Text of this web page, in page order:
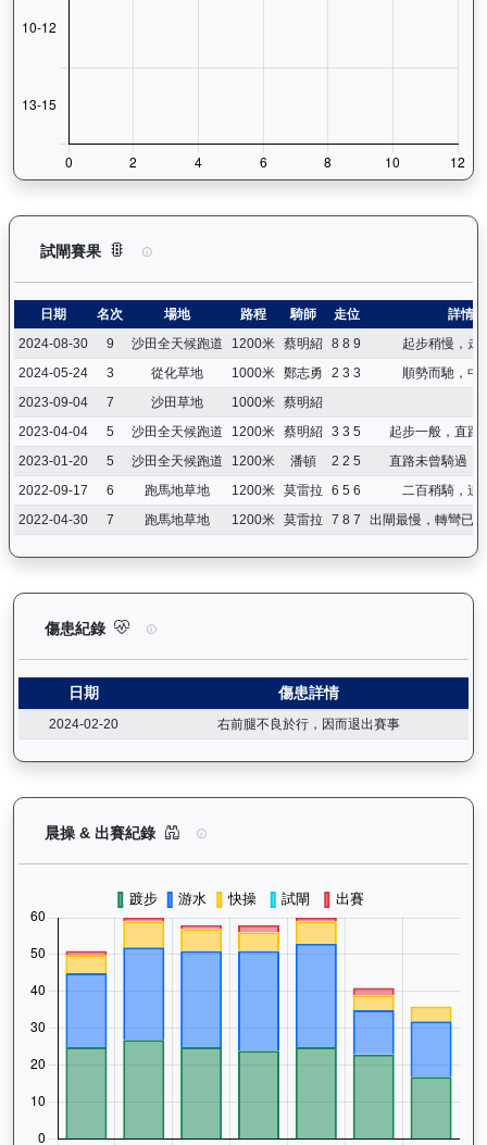
試閘賽果 越駿知己（G033）— 試閘賽果紀錄：查看馬匹
日期 名次 場地 路程 騎師 走位
詳情
2024-08-30
9 沙田全天候跑道 1200米 蔡明紹 8 8 9
起步稍慢，走
2024-05-24
3 從化草地 1000米 鄭志勇 2 3 3
順勢而馳，中
2023-09-04
7 沙田草地 1000米 蔡明紹
2023-04-04
5 沙田全天候跑道 1200米 蔡明紹 3 3 5
起步一般，直路
2023-01-20
5 沙田全天候跑道 1200米 潘頓 2 2 5
直路未曾騎過，
2022-09-17
6 跑馬地草地 1200米 莫雷拉 6 5 6
二百稍騎，追
2022-04-30
7 跑馬地草地 1200米 莫雷拉 7 8 7 出閘最慢，轉彎已
傷患紀錄 越駿知己（G033）— 傷患紀錄：查看馬匹完
日期 傷患詳情
2024-02-20 右前腿不良於行，因而退出賽事
晨操 & 出賽紀錄 越駿知己（G033）— 晨操及出賽紀錄圖